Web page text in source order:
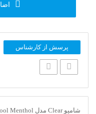
پرسش از کارشناس
شامپو Clear مدل Ice Cool Menthol حجم 315 میلی لیتر